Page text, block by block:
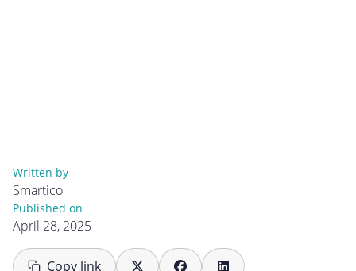
Written by
Smartico
Published on
April 28, 2025
Copy link